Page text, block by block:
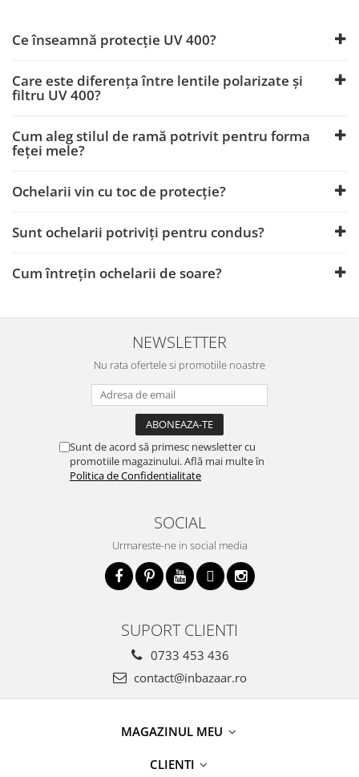
Ce înseamnă protecție UV 400?
Care este diferența între lentile polarizate și
filtru UV 400?
Cum aleg stilul de ramă potrivit pentru forma
feței mele?
Ochelarii vin cu toc de protecție?
Sunt ochelarii potriviți pentru condus?
Cum întrețin ochelarii de soare?
NEWSLETTER
Nu rata ofertele si promotiile noastre
Sunt de acord să primesc newsletter cu
promotiile magazinului. Află mai multe în
Politica de Confidentialitate
SOCIAL
Urmareste-ne in social media
SUPORT CLIENTI
0733 453 436
contact@inbazaar.ro
MAGAZINUL MEU
CLIENTI